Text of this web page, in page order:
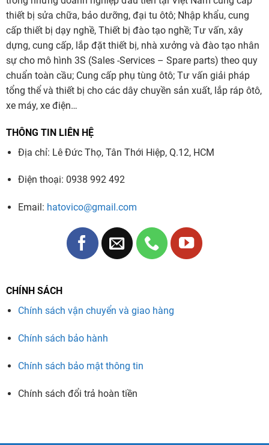
thiết bị sửa chữa, bảo dưỡng, đại tu ôtô; Nhập khẩu, cung
cấp thiết bị dạy nghề, Thiết bị đào tạo nghề; Tư vấn, xây
dựng, cung cấp, lắp đặt thiết bị, nhà xưởng và đào tạo nhân
sự cho mô hình 3S (Sales -Services – Spare parts) theo quy
chuẩn toàn cầu; Cung cấp phụ tùng ôtô; Tư vấn giải pháp
tổng thể và thiết bị cho các dây chuyền sản xuất, lắp ráp ôtô,
xe máy, xe điện…
THÔNG TIN LIÊN HỆ
Địa chỉ: Lê Đức Thọ, Tân Thới Hiệp, Q.12, HCM
Điện thoại: 0938 992 492
Email: hatovico@gmail.com
CHÍNH SÁCH
Chính sách vận chuyển và giao hàng
Chính sách bảo hành
Chính sách bảo mật thông tin
Chính sách đổi trả hoàn tiền